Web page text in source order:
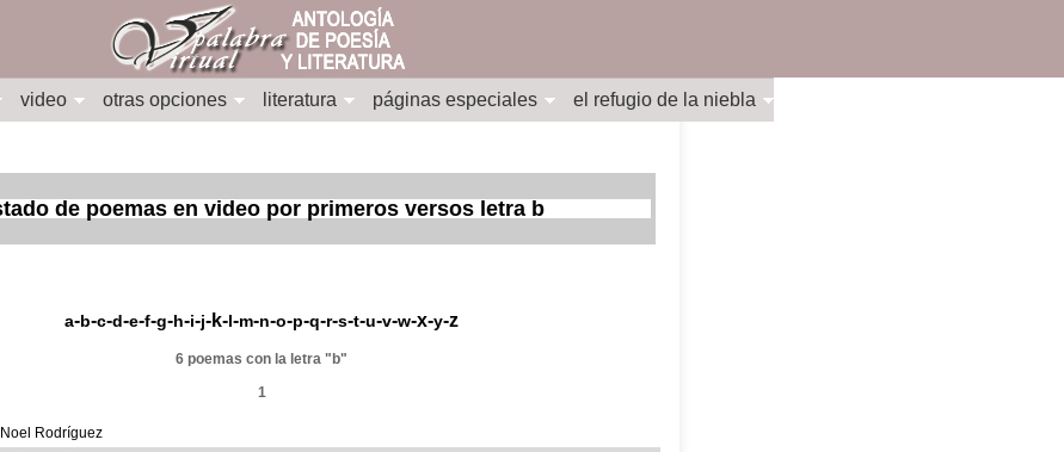
video otras opciones literatura páginas especiales el refugio de la niebla
de poemas en video por primeros versos letra b
a-b-c-d-e-f-g-h-i-j-k-l-m-n-o-p-q-r-s-t-u-v-w-x-y-z
6 poemas con la letra "b"
1
Rodríguez